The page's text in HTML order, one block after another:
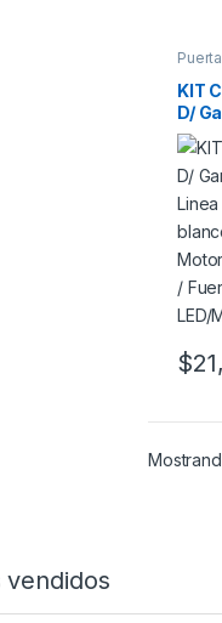
KIT
D/
Lisa
LED/
$
vendidos